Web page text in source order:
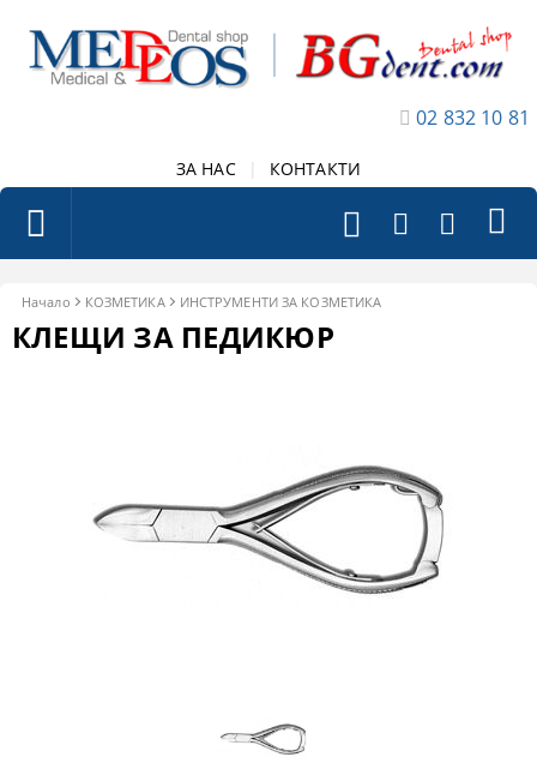
02 832 10 81
ЗА НАС КОНТАКТИ
Начало КОЗМЕТИКА ИНСТРУМЕНТИ ЗА КОЗМЕТИКА
КЛЕЩИ ЗА ПЕДИКЮР